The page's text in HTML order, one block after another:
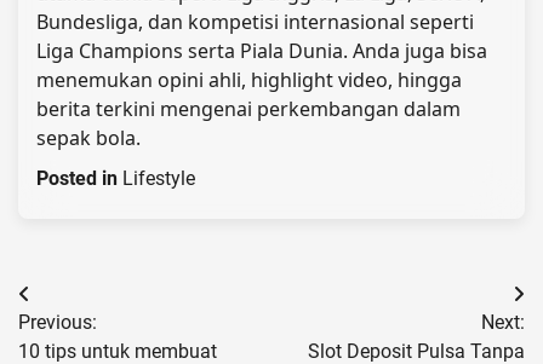
Bundesliga, dan kompetisi internasional seperti
Liga Champions serta Piala Dunia. Anda juga bisa
menemukan opini ahli, highlight video, hingga
berita terkini mengenai perkembangan dalam
sepak bola.
Posted in Lifestyle
Post
navigation
Previous:
10 tips untuk membuat
Next:
Slot Deposit Pulsa Tanpa